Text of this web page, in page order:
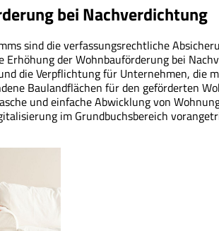
bei Nachverdichtung
sind die verfassungsrechtliche
Erhöhung der Wohnbauförderung bei
die Verpflichtung für Unternehmen, die
Baulandflächen für den geförderten
und einfache Abwicklung von
im Grundbuchsbereich